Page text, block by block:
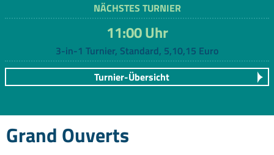
NÄCHSTES TURNIER
11:00 Uhr
3-in-1 Turnier, Standard, 5,10,15 Euro
Turnier-Übersicht
Grand Ouverts